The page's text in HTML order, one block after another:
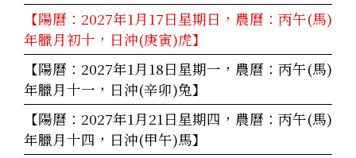
【陽曆：2027年1月17日星期日，農曆：丙午(馬)
年臘月初十，日沖(庚寅)虎】
【陽曆：2027年1月18日星期一，農曆：丙午(馬)
年臘月十一，日沖(辛卯)兔】
【陽曆：2027年1月21日星期四，農曆：丙午(馬)
年臘月十四，日沖(甲午)馬】